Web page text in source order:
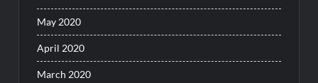
May 2020
April 2020
March 2020